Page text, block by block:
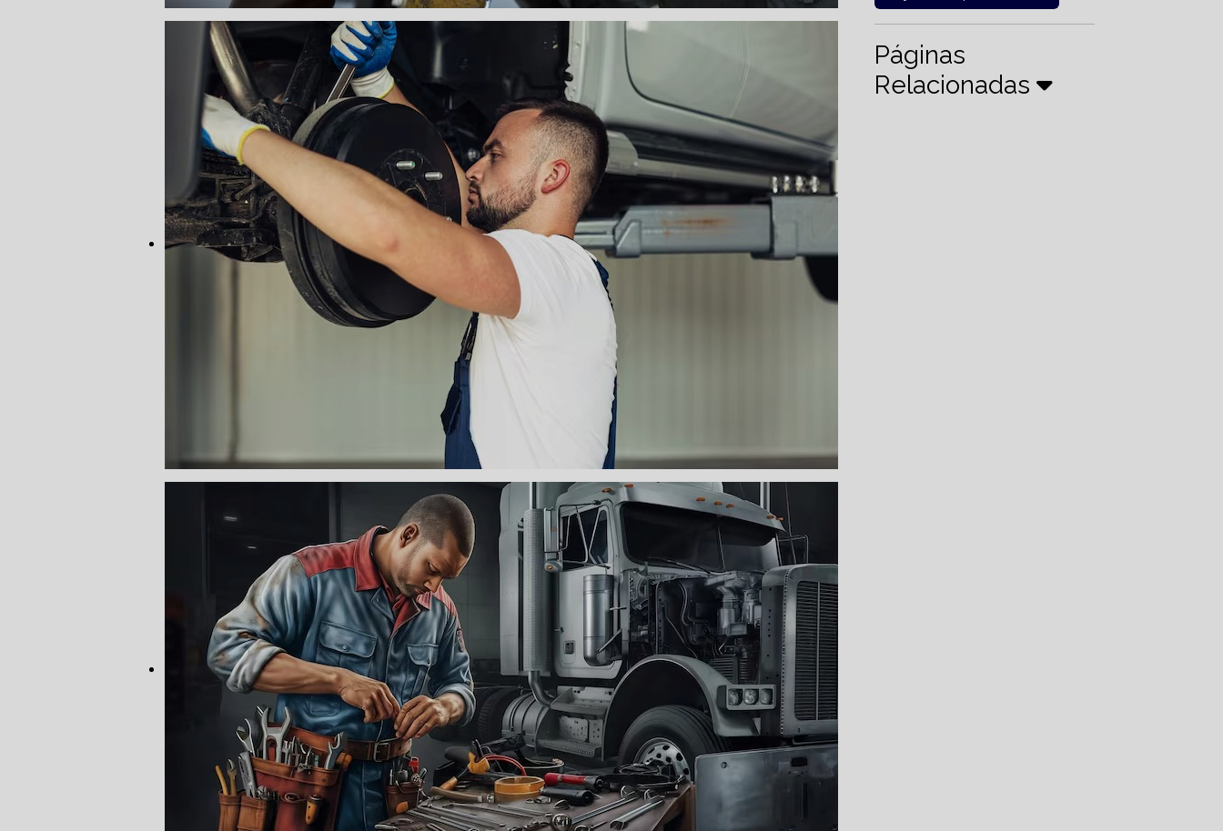
Páginas
Relacionadas